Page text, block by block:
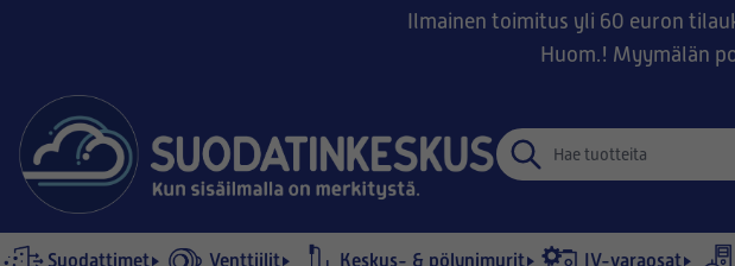
Ilmainen toimitus yli 60 euron
Huom.! Myymälän
Suodattimet Venttiilit Keskus- & pölynimurit IV-varaosat